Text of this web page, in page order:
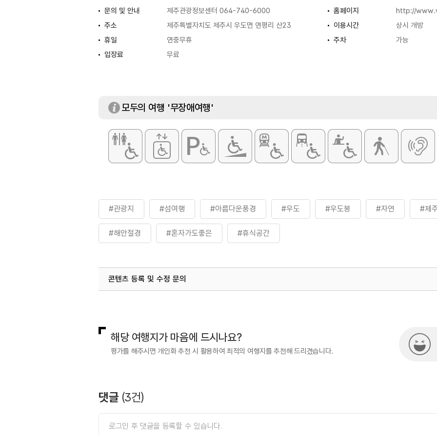
문의 및 안내 제주관광정보센터 064-740-6000 홈페이지
http://
주소
제주특별자치도 제주시 우도면 연평리 산23 이용시간
상시 개방
휴일
연중무휴 주차
가능
입장료
무료
모두의 여행 '무장애여행'
#관광지 #섬여행 #아름다운풍경 #우도 #우도봉 #자연 #제
#해안절경 #혼자가도좋은 #휴식공간
콘텐츠 등록 및 수정 문의
해당 여행지가 마음에 드시나요?
평가를 해주시면 개인화 추천 시 활용하여 최적의 여행지를 추천해 드리겠습니다.
댓글 (3건)